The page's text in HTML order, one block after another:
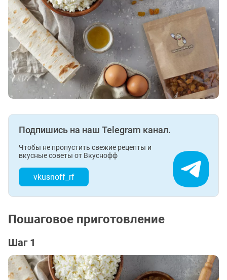
Подпишись на наш Telegram канал.
Чтобы не пропустить свежие рецепты и
вкусные советы от Вкуснофф
vkusnoff_rf
Пошаговое приготовление
Шаг 1